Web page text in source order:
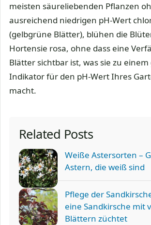
meisten säureliebenden Pflanzen
ausreichend niedrigen pH-Wert
(gelbgrüne Blätter), blühen die
Hortensie rosa, ohne dass eine
Blätter sichtbar ist, was sie zu
Indikator für den pH-Wert Ihres
macht.
Related Posts
Weiße Astersorten –
Astern, die weiß sind
Pflege der
eine Sandkirsche mit
Blättern züchtet